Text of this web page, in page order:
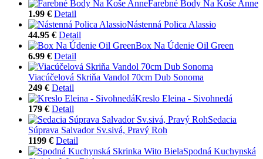
Farebné Body Na Koše Anne
1.99 € Detail
Nástenná Polica Alassio
44.95 € Detail
Box Na Údenie Oil Green
6.99 € Detail
Viacúčelová Skriňa Vandol 70cm Dub Sonoma
249 € Detail
Kreslo Eleina - Sivohnedá
179 € Detail
Sedacia
Súprava Salvador Sv.sivá, Pravý Roh
1199 € Detail
Spodná Kuchynská